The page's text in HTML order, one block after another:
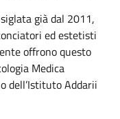
già dal 2011,
ed estetisti
offrono questo
Medica
dell’Istituto Addarii